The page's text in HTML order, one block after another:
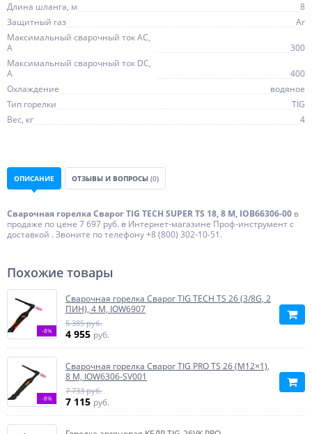
Длина шланга, м
8
Защитный газ
Ar
Максимальный сварочный ток AC,
А
300
Максимальный сварочный ток DC,
А
400
Охлаждение
водяное
Тип горелки
TIG
Вес, кг
4
ОПИСАНИЕ ОТЗЫВЫ И ВОПРОСЫ (0)
Сварочная горелка Сварог TIG TECH SUPER TS 18, 8 М, IOB66306-00 в
продаже по цене 7 697 руб. в Интернет-магазине Проф-инструмент с
доставкой . Звоните по телефону +8 (800) 302-10-51.
Похожие товары
-8%
Сварочная горелка Сварог TIG TECH TS 26 (3/8G, 2
ПИН), 4 М, IOW6907
5 385 руб.
4 955 руб.
-8%
Сварочная горелка Сварог TIG PRO TS 26 (М12×1),
8 М, IOW6306-SV001
7 733 руб.
7 115 руб.